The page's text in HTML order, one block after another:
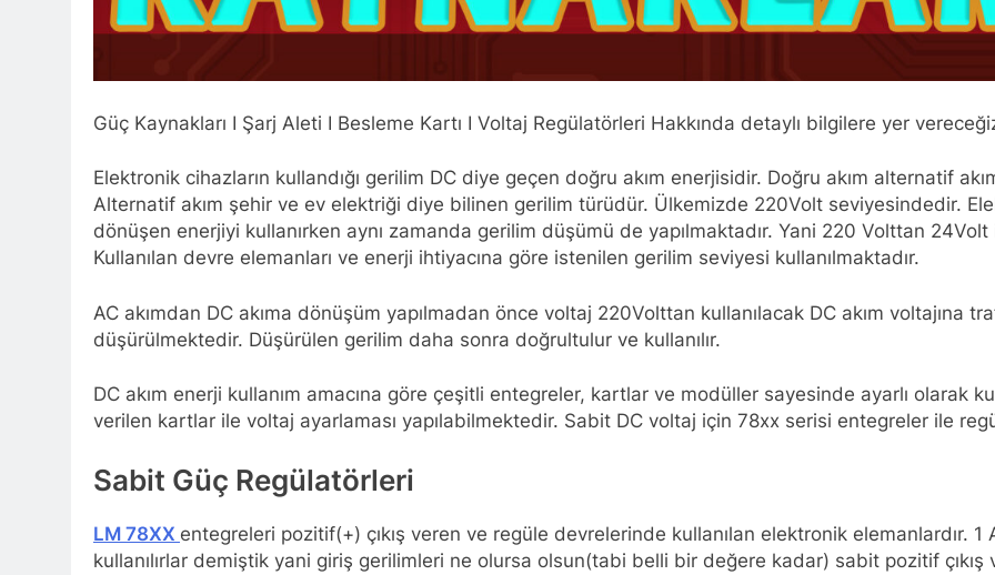
Güç Kaynakları I Şarj Aleti I Besleme Kartı I Voltaj Regülatörleri Hakkında detaylı bilgilere yer
Elektronik cihazların kullandığı gerilim DC diye geçen doğru akım enerjisidir. Doğru akım alternatif
Alternatif akım şehir ve ev elektriği diye bilinen gerilim türüdür. Ülkemizde 220Volt seviyesindedir.
dönüşen enerjiyi kullanırken aynı zamanda gerilim düşümü de yapılmaktadır. Yani 220 Volttan
Kullanılan devre elemanları ve enerji ihtiyacına göre istenilen gerilim seviyesi kullanılmaktadır.
AC akımdan DC akıma dönüşüm yapılmadan önce voltaj 220Volttan kullanılacak DC akım voltajına
düşürülmektedir. Düşürülen gerilim daha sonra doğrultulur ve kullanılır.
DC akım enerji kullanım amacına göre çeşitli entegreler, kartlar ve modüller sayesinde ayarlı olarak
verilen kartlar ile voltaj ayarlaması yapılabilmektedir. Sabit DC voltaj için 78xx serisi entegreler ile
Sabit Güç Regülatörleri
LM 78XX entegreleri pozitif(+) çıkış veren ve regüle devrelerinde kullanılan elektronik elemanlardır. 1
kullanılırlar demiştik yani giriş gerilimleri ne olursa olsun(tabi belli bir değere kadar) sabit pozitif çıkış